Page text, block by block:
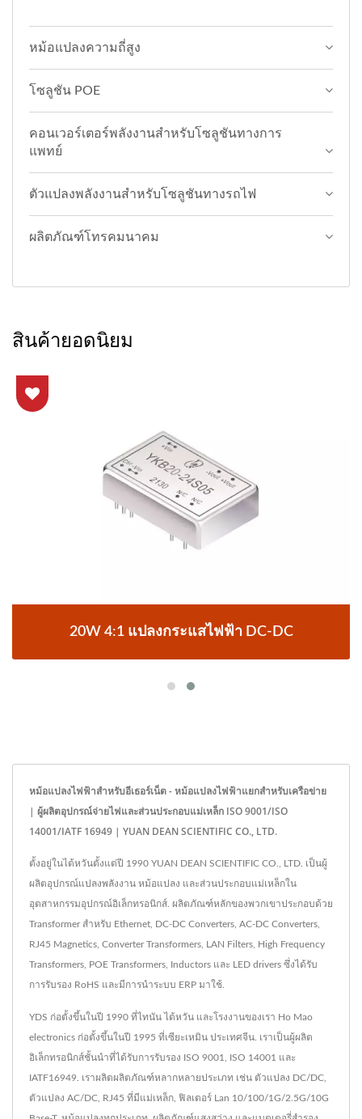
หม้อแปลงความถี่สูง
โซลูชัน POE
คอนเวอร์เตอร์พลังงานสำหรับโซลูชันทางการ
แพทย์
ตัวแปลงพลังงานสำหรับโซลูชันทางรถไฟ
ผลิตภัณฑ์โทรคมนาคม
สินค้ายอดนิยม
20W 4:1 แปลงกระแสไฟฟ้า DC-DC
หม้อแปลงไฟฟ้าสำหรับอีเธอร์เน็ต - หม้อแปลงไฟฟ้าแยกสำหรับเครือข่าย
| ผู้ผลิตอุปกรณ์จ่ายไฟและส่วนประกอบแม่เหล็ก ISO 9001/ISO
14001/IATF 16949 | YUAN DEAN SCIENTIFIC CO., LTD.
ตั้งอยู่ในไต้หวันตั้งแต่ปี 1990 YUAN DEAN SCIENTIFIC CO., LTD. เป็นผู้
ผลิตอุปกรณ์แปลงพลังงาน หม้อแปลง และส่วนประกอบแม่เหล็กใน
อุตสาหกรรมอุปกรณ์อิเล็กทรอนิกส์. ผลิตภัณฑ์หลักของพวกเขาประกอบด้วย
Transformer สำหรับ Ethernet, DC-DC Converters, AC-DC Converters,
RJ45 Magnetics, Converter Transformers, LAN Filters, High Frequency
Transformers, POE Transformers, Inductors และ LED drivers ซึ่งได้รับ
การรับรอง RoHS และมีการนำระบบ ERP มาใช้.
YDS ก่อตั้งขึ้นในปี 1990 ที่ไทนัน ไต้หวัน และโรงงานของเรา Ho Mao
electronics ก่อตั้งขึ้นในปี 1995 ที่เซียะเหมิน ประเทศจีน. เราเป็นผู้ผลิต
อิเล็กทรอนิกส์ชั้นนำที่ได้รับการรับรอง ISO 9001, ISO 14001 และ
IATF16949. เราผลิตผลิตภัณฑ์หลากหลายประเภท เช่น ตัวแปลง DC/DC,
ตัวแปลง AC/DC, RJ45 ที่มีแม่เหล็ก, ฟิลเตอร์ Lan 10/100/1G/2.5G/10G